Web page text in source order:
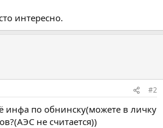
интересно.
#2
инфа по обнинску(можете в личку
не считается))